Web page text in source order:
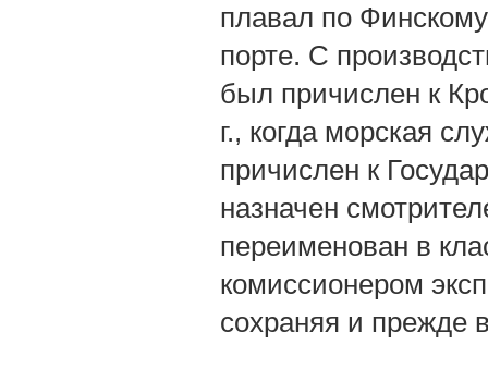
плавал по
порте. С
был причислен к
г., когда морская
причислен к
назначен
переименован в
комиссионером
сохраняя и прежде